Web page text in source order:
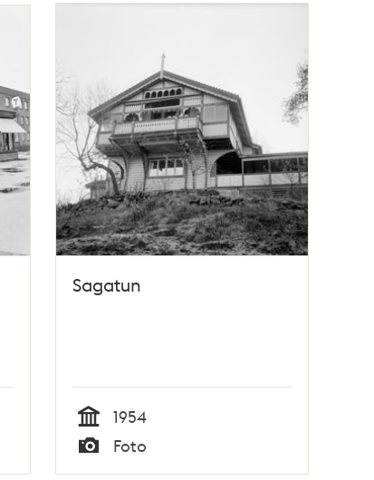
Sagatun
Tid
1954
Typ
Foto